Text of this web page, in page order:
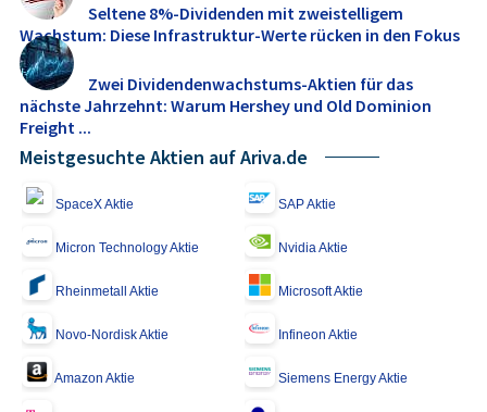
Seltene 8%-Dividenden mit zweistelligem
Wachstum: Diese Infrastruktur-Werte rücken in den Fokus
Zwei Dividendenwachstums-Aktien für das
nächste Jahrzehnt: Warum Hershey und Old Dominion
Freight ...
Meistgesuchte Aktien auf Ariva.de
SpaceX Aktie SAP Aktie
Micron Technology Aktie Nvidia Aktie
Rheinmetall Aktie Microsoft Aktie
Novo-Nordisk Aktie Infineon Aktie
Amazon Aktie Siemens Energy Aktie